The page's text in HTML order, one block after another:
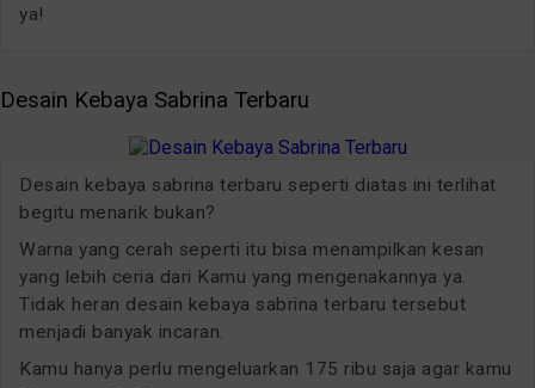
ya!
Desain Kebaya Sabrina Terbaru
Desain kebaya sabrina terbaru seperti diatas ini terlihat
begitu menarik bukan?
Warna yang cerah seperti itu bisa menampilkan kesan
yang lebih ceria dari Kamu yang mengenakannya ya.
Tidak heran desain kebaya sabrina terbaru tersebut
menjadi banyak incaran.
Kamu hanya perlu mengeluarkan 175 ribu saja agar kamu